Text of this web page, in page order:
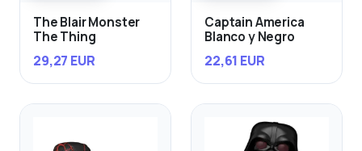
The Blair Monster
The Thing
29,27 EUR
Captain America
Blanco y Negro
22,61 EUR